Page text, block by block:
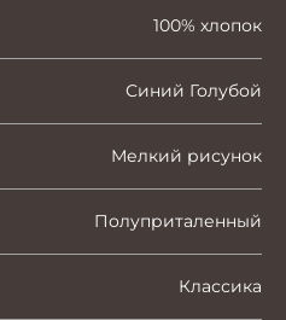
100% хлопок
Синий Голубой
Мелкий рисунок
Полуприталенный
Классика